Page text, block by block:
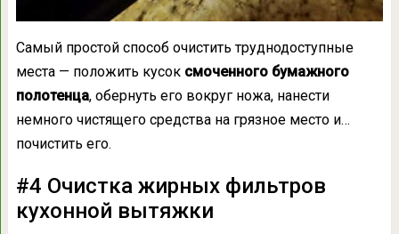
Самый простой способ очистить труднодоступные
места — положить кусок смоченного бумажного
полотенца, обернуть его вокруг ножа, нанести
немного чистящего средства на грязное место и…
почистить его.
#4 Очистка жирных фильтров
кухонной вытяжки